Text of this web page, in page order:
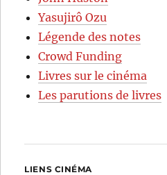
Yasujirô Ozu
Légende des notes
Crowd Funding
Livres sur le cinéma
Les parutions de livres
LIENS CINÉMA